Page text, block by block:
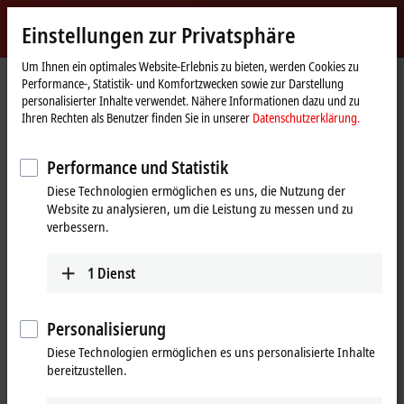
Beckhoff
-
New
Automation
Technology
myBeckhoff
StartseiteUnternehmen
News
Maßgeschneiderte Verpackungslösungen als Schlüssel zum Erfolg (Video in
Mit Klick auf "Akzeptieren" zeigen wir das Video und passen die
Einstellung zur Privatsphäre an, dabei wird externer Inhalt von
Einstellungen zur Privatsphäre
Um Ihnen ein optimales Website-Erlebnis zu bieten, werden Cookies zu
Performance-, Statistik- und Komfortzwecken sowie zur Darstellung
personalisierter Inhalte verwendet. Nähere Informationen dazu und zu
Ihren Rechten als Benutzer finden Sie in unserer Datenschutzerklärung.
Performance und Statistik
Diese Technologien ermöglichen es uns, die Nutzung der
Website zu analysieren, um die Leistung zu messen und zu
verbessern.
1 Dienst
Personalisierung
Diese Technologien ermöglichen es uns personalisierte Inhalte
bereitzustellen.